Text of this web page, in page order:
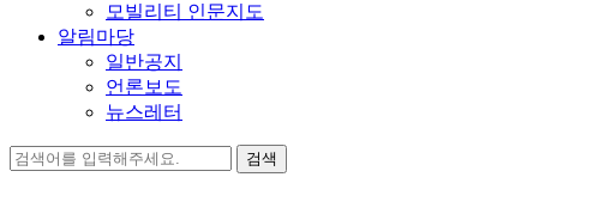
모빌리티 인문지도
알림마당
일반공지
언론보도
뉴스레터
검